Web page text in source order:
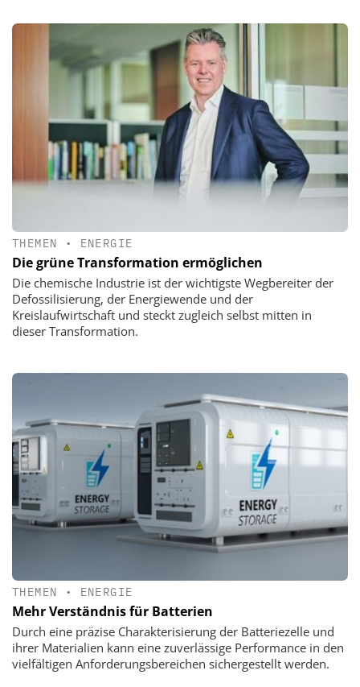
THEMEN • ENERGIE
Die grüne Transformation ermöglichen
Die chemische Industrie ist der wichtigste Wegbereiter der
Defossilisierung, der Energiewende und der
Kreislaufwirtschaft und steckt zugleich selbst mitten in
dieser Transformation.
THEMEN • ENERGIE
Mehr Verständnis für Batterien
Durch eine präzise Charakterisierung der Batteriezelle und
ihrer Materialien kann eine zuverlässige Performance in den
vielfältigen Anforderungsbereichen sichergestellt werden.